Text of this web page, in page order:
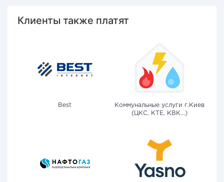
Клиенты также платят
Best
Коммунальные услуги г.Киев
(ЦКС, КТЕ, КВК...)